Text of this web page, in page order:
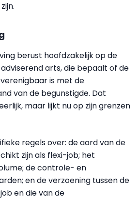
berust hoofdzakelijk op de
arts, die bepaalt of de
is met de
van de begunstigde. Dat
maar lijkt nu op zijn grenzen
regels over: de aard van de
zijn als flexi-job; het
de controle- en
en de verzoening tussen de
en die van de